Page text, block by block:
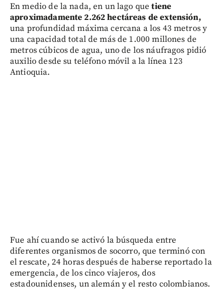
En medio de la nada, en un lago quetiene
aproximadamente 2.262 hectáreas de extensión,
una profundidad máxima cercana a los 43 metros y
una capacidad total de más de 1.000 millones de
metros cúbicos de agua, uno de los náufragos pidió
auxilio desde su teléfono móvil a la línea 123
Antioquia.
Fue ahí cuando se activó la búsqueda entre
diferentes organismos de socorro, que terminó con
el rescate, 24 horas después de haberse reportado la
emergencia, de los cinco viajeros, dos
estadounidenses, un alemán y el resto colombianos.